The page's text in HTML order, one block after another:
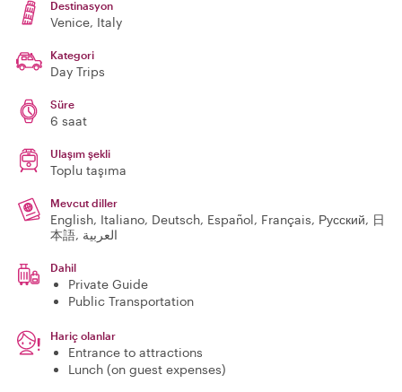
Destinasyon
Venice, Italy
Kategori
Day Trips
Süre
6 saat
Ulaşım şekli
Toplu taşıma
Mevcut diller
English, Italiano, Deutsch, Español, Français, Русский, 日
本語, العربية
Dahil
Private Guide
Public Transportation
Hariç olanlar
Entrance to attractions
Lunch (on guest expenses)